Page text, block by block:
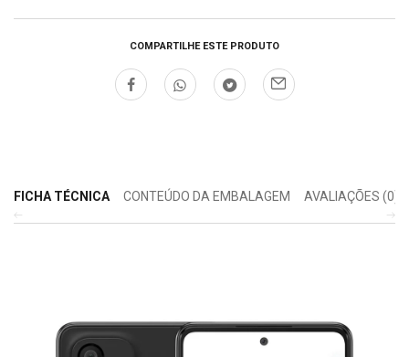
COMPARTILHE ESTE PRODUTO
FICHA TÉCNICA CONTEÚDO DA EMBALAGEM AVALIAÇÕES (0)